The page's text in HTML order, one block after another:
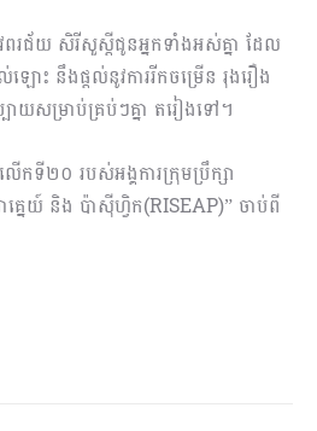
រជ័យ សិរីសួស្តីជូនអ្នកទាំងអស់គ្នា ដែល
ោះ នឹងផ្តល់នូវការ​រីកចម្រើន រុងរឿង
យសម្រាប់គ្រប់​ៗគ្នា តរៀងទៅ។
កទី២០ របស់អង្គការក្រុម​ប្រឹក្សា
គ្នេយ៍ និង ប៉ាស៊ីហ្វិក(RISEAP)” ចាប់ពី